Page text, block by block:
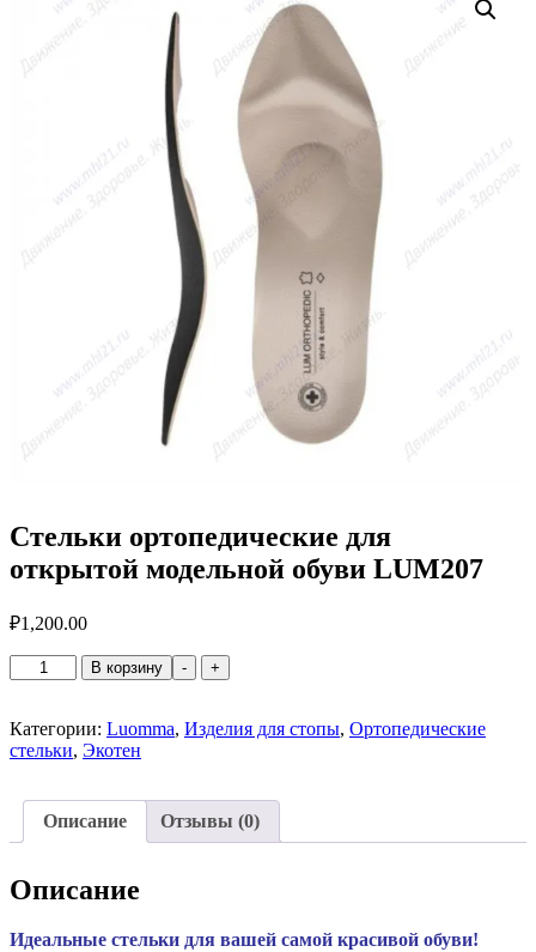
Стельки ортопедические для
открытой модельной обуви LUM207
₽1,200.00
-
Количество
товара
ортопедические
для
обуви
LUM207
+
В корзину
Категории: Luomma, Изделия для стопы, Ортопедические
стельки, Экотен
Описание Отзывы (0)
Описание
Идеальные стельки для вашей самой красивой обуви!